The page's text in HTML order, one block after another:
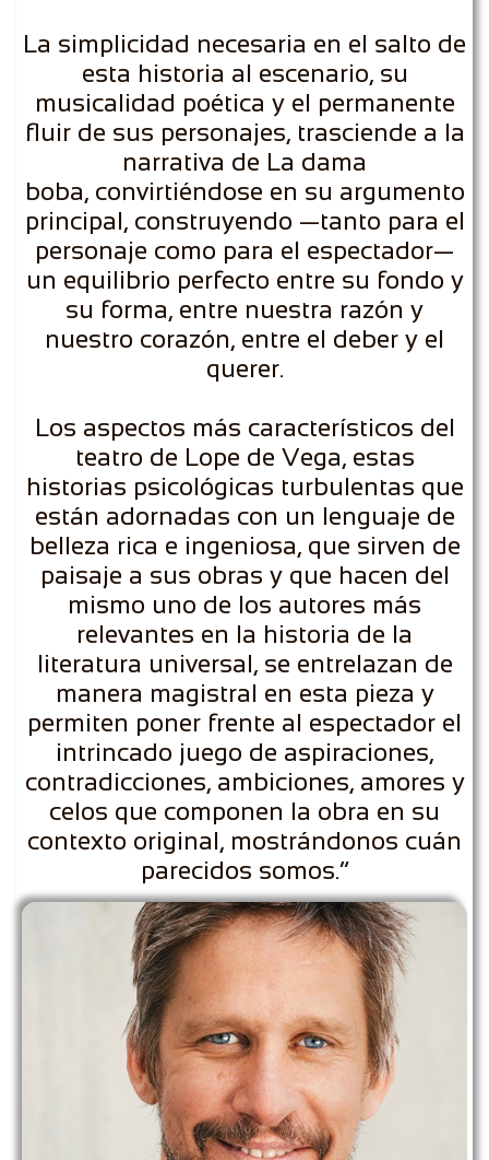
La simplicidad necesaria en el salto de
esta historia al escenario, su
musicalidad poética y el permanente
fluir de sus personajes, trasciende a la
narrativa de La dama
boba, convirtiéndose en su argumento
principal, construyendo —tanto para el
personaje como para el espectador—
un equilibrio perfecto entre su fondo y
su forma, entre nuestra razón y
nuestro corazón, entre el deber y el
querer.
Los aspectos más característicos del
teatro de Lope de Vega, estas
historias psicológicas turbulentas que
están adornadas con un lenguaje de
belleza rica e ingeniosa, que sirven de
paisaje a sus obras y que hacen del
mismo uno de los autores más
relevantes en la historia de la
literatura universal, se entrelazan de
manera magistral en esta pieza y
permiten poner frente al espectador el
intrincado juego de aspiraciones,
contradicciones, ambiciones, amores y
celos que componen la obra en su
contexto original, mostrándonos cuán
parecidos somos.”